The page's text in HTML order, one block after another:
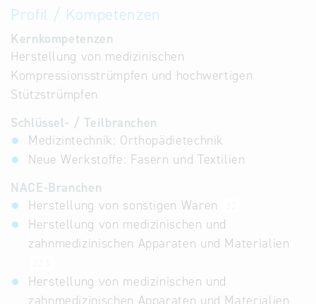
Profil / Kompetenzen
Kernkompetenzen
Herstellung von medizinischen
Kompressionsstrümpfen und hochwertigen
Stützstrümpfen
Schlüssel- / Teilbranchen
Medizintechnik: Orthopädietechnik
Neue Werkstoffe: Fasern und Textilien
NACE-Branchen
Herstellung von sonstigen Waren
Herstellung von medizinischen und
zahnmedizinischen Apparaten und Materialien
Herstellung von medizinischen und
zahnmedizinischen Apparaten und Materialien